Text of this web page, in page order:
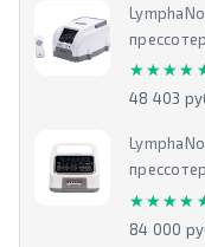
48 403
84 000